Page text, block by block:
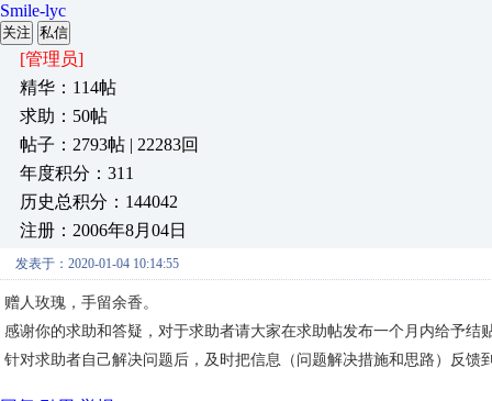
Smile-lyc
关注 私信
[管理员]
精华：114帖
求助：50帖
帖子：2793帖 | 22283回
年度积分：311
历史总积分：144042
注册：2006年8月04日
发表于：2020-01-04 10:14:55
赠人玫瑰，手留余香。
感谢你的求助和答疑，对于求助者请大家在求助帖发布一个月内给予结
针对求助者自己解决问题后，及时把信息（问题解决措施和思路）反馈